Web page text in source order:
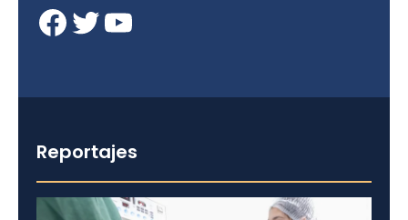
Facebook Twitter YouTube
Reportajes